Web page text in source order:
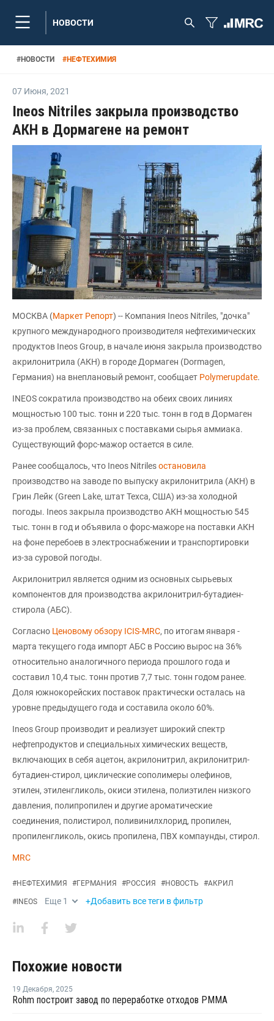
НОВОСТИ
#НОВОСТИ #НЕФТЕХИМИЯ
07 Июня, 2021
Ineos Nitriles закрыла производство
АКН в Дормагене на ремонт
МОСКВА (Маркет Репорт) -- Компания Ineos Nitriles, "дочка"
крупного международного производителя нефтехимических
продуктов Ineos Group, в начале июня закрыла производство
акрилонитрила (АКН) в городе Дормаген (Dormagen,
Германия) на внеплановый ремонт, сообщает Polymerupdate.
INEOS сократила производство на обеих своих линиях
мощностью 100 тыс. тонн и 220 тыс. тонн в год в Дормаген
из-за проблем, связанных с поставками сырья аммиака.
Существующий форс-мажор остается в силе.
Ранее сообщалось, что Ineos Nitrilesостановила
производство на заводе по выпуску акрилонитрила (АКН) в
Грин Лейк (Green Lake, штат Техса, США) из-за холодной
погоды. Ineos закрыла производство АКН мощностью 545
тыс. тонн в год и объявила о форс-мажоре на поставки АКН
на фоне перебоев в электроснабжении и транспортировки
из-за суровой погоды.
Акрилонитрил является одним из основных сырьевых
компонентов для производства акрилонитрил-бутадиен-
стирола (АБС).
Согласно Ценовому обзору ICIS-MRC, по итогам января -
марта текущего года импорт АБС в Россию вырос на 36%
относительно аналогичного периода прошлого года и
составил 10,4 тыс. тонн против 7,7 тыс. тонн годом ранее.
Доля южнокорейских поставок практически осталась на
уровне предыдущего года и составила около 60%.
Ineos Group производит и реализует широкий спектр
нефтепродуктов и специальных химических веществ,
включающих в себя ацетон, акрилонитрил, акрилонитрил-
бутадиен-стирол, циклические сополимеры олефинов,
этилен, этиленгликоль, окиси этилена, полиэтилен низкого
давления, полипропилен и другие ароматические
соединения, полистирол, поливинилхлорид, пропилен,
пропиленгликоль, окись пропилена, ПВХ компаунды, стирол.
MRC
#НЕФТЕХИМИЯ #ГЕРМАНИЯ #РОССИЯ #НОВОСТЬ #АКРИЛ
#INEOS Еще 1 +Добавить все теги в фильтр
Похожие новости
19 Декабря, 2025
Rohm построит завод по переработке отходов PMMA